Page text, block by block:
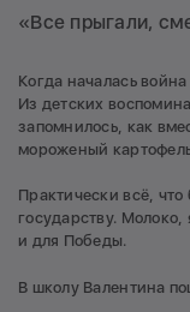
«Все прыгали,
Когда началась
Из детских
запомнилось, как
мороженый
Практически всё,
государству. Молоко,
и для Победы.
В школу Валентина